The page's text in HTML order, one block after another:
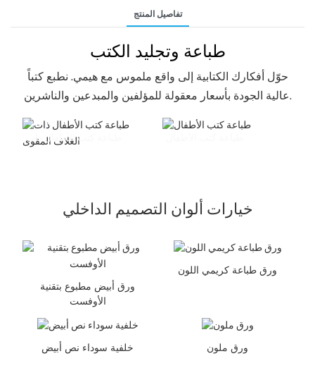
تفاصيل المنتج
طباعة وتجليد الكتب
حوّل أفكارك الكتابية إلى واقع ملموس مع هيمي. نطبع كتباً
عالية الجودة بأسعار معقولة للمؤلفين والمبدعين والناشرين.
طباعة كتب الأطفال ذات
خيارات ألوان التصميم الداخلي
ورق أبيض مطبوع بتقنية
الأوفست
ورق طباعة كريمي اللون
خلفية سوداء نص أبيض ورق ملون